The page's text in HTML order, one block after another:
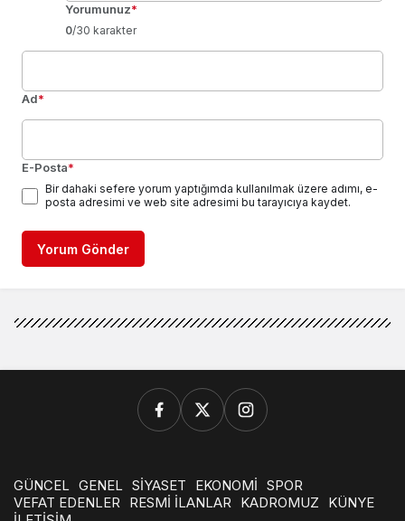
Yorumunuz*
0/30 karakter
Ad*
E-Posta*
Bir dahaki sefere yorum yaptığımda kullanılmak üzere adımı, e-
posta adresimi ve web site adresimi bu tarayıcıya kaydet.
Yorum Gönder
GÜNCEL GENEL SİYASET EKONOMİ SPOR
VEFAT EDENLER
RESMİ İLANLAR KADROMUZ
KÜNYE